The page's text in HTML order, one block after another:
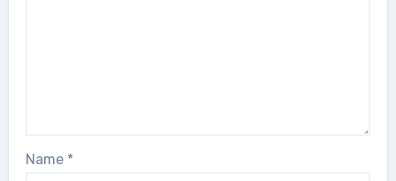
Name *